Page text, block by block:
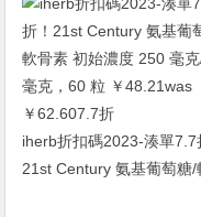
iherb折扣碼2023-湊單7.7
21st Century 氨基葡萄糖/